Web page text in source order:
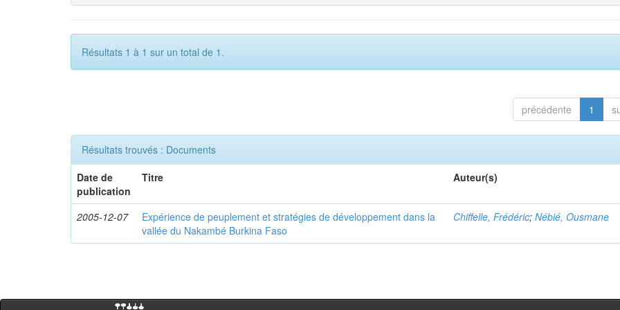
Résultats 1 à 1 sur un total de 1.
précédente 1
Résultats trouvés : Documents
Date de
publication
Titre Auteur(s)
2005-12-07
Expérience de peuplement et stratégies de développement dans la
vallée du Nakambé Burkina Faso
Chiffelle, Frédéric;Nébié, Ousmane